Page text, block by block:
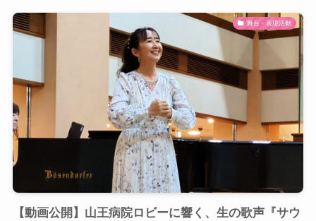
舞台・表現活動
【動画公開】山王病院ロビーに響く、生の歌声『サウ